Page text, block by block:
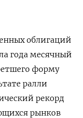
облигаций
года месячный
форму
ралли
рекорд
рынков